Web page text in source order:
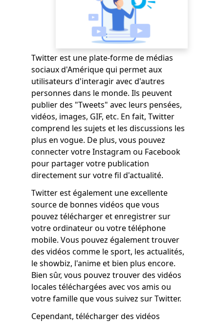
Twitter est une plate-forme de médias
sociaux d'Amérique qui permet aux
utilisateurs d'interagir avec d'autres
personnes dans le monde. Ils peuvent
publier des "Tweets" avec leurs pensées,
vidéos, images, GIF, etc. En fait, Twitter
comprend les sujets et les discussions les
plus en vogue. De plus, vous pouvez
connecter votre Instagram ou Facebook
pour partager votre publication
directement sur votre fil d'actualité.
Twitter est également une excellente
source de bonnes vidéos que vous
pouvez télécharger et enregistrer sur
votre ordinateur ou votre téléphone
mobile. Vous pouvez également trouver
des vidéos comme le sport, les actualités,
le showbiz, l'anime et bien plus encore.
Bien sûr, vous pouvez trouver des vidéos
locales téléchargées avec vos amis ou
votre famille que vous suivez sur Twitter.
Cependant, télécharger des vidéos